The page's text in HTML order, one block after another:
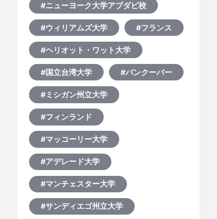
#ニューヨーク大学アブダビ校
#ウィリアムズ大学 #フランス
#ヘリオット・ワット大学
#国立台湾大学 #バンクーバー
#ミシガン州立大学
#フィンランド
#マッコーリー大学
#アデレード大学
#マンチェスター大学
#サンディエゴ州立大学